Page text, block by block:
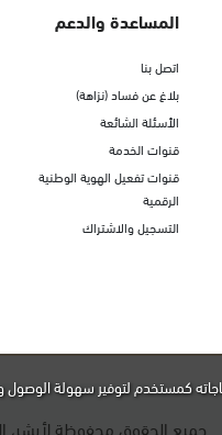
المساعدة والدعم
اتصل بنا
بلاغ عن فساد (نزاهة)
الأسئلة الشائعة
قنوات الخدمة
قنوات تفعيل الهوية الوطنية
الرقمية
التسجيل والاشتراك
جميع الحقوق محفوظة لأبشر،
كمستخدم لتوفير سهولة